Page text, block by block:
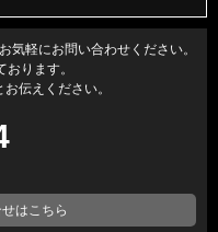
気軽にお問い合わせください。
ります。
お伝えください。
はこちら